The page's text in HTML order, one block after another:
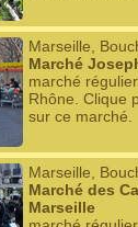
Marseille,
Marché
marché
Rhône. Clique
sur ce marché.
Marseille,
Marché des
Marseille